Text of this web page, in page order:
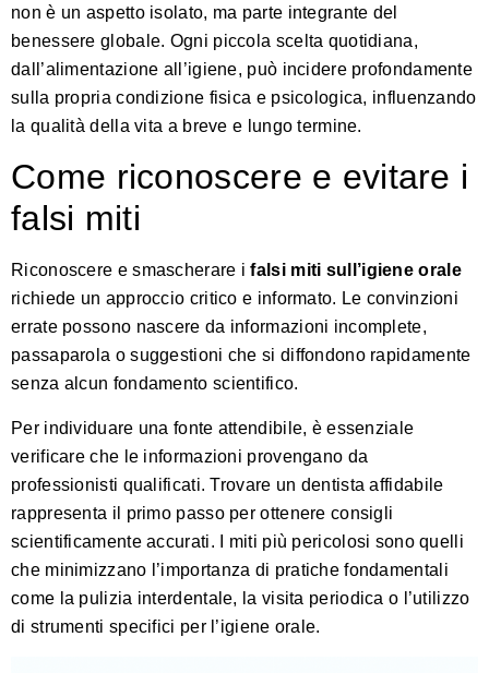
non è un aspetto isolato, ma parte integrante del
benessere globale. Ogni piccola scelta quotidiana,
dall’alimentazione all’igiene, può incidere profondamente
sulla propria condizione fisica e psicologica, influenzando
la qualità della vita a breve e lungo termine.
Come riconoscere e evitare i
falsi miti
Riconoscere e smascherare ifalsi miti sull’igiene orale
richiede un approccio critico e informato. Le convinzioni
errate possono nascere da informazioni incomplete,
passaparola o suggestioni che si diffondono rapidamente
senza alcun fondamento scientifico.
Per individuare una fonte attendibile, è essenziale
verificare che le informazioni provengano da
professionisti qualificati.Trovare un dentista affidabile
rappresenta il primo passo per ottenere consigli
scientificamente accurati. I miti più pericolosi sono quelli
che minimizzano l’importanza di pratiche fondamentali
come la pulizia interdentale, la visita periodica o l’utilizzo
di strumenti specifici per l’igiene orale.